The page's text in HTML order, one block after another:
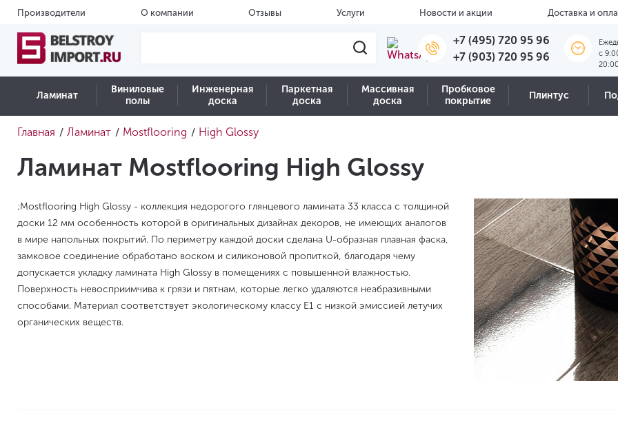
Производители О компании Отзывы Услуги Новости и акции Доставка и
+7 (495) 720 95 96
+7 (903) 720 95 96
c
Ламинат
Виниловые
полы
Инженерная
доска
Паркетная
доска
Массивная
доска
Пробковое
покрытие
Плинтус
Главная / Ламинат / Mostflooring / High Glossy
Ламинат Mostflooring High Glossy
;Mostflooring High Glossy - коллекция недорогого глянцевого ламината 33 класса с толщиной
доски 12 мм особенность которой в оригинальных дизайнах декоров, не имеющих аналогов
в мире напольных покрытий. По периметру каждой доски сделана U-образная плавная фаска,
замковое соединение обработано воском и силиконовой пропиткой, благодаря чему
допускается укладку ламината High Glossy в помещениях с повышенной влажностью.
Поверхность невосприимчива к грязи и пятнам, которые легко удаляются неабразивными
способами. Материал соответствует экологическому классу E1 с низкой эмиссией летучих
органических веществ.